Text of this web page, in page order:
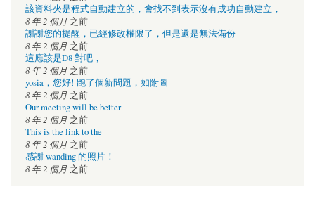
該資料夾是程式自動建立的，會找不到表示沒有成功自動建立，
8 年 2 個月 之前
謝謝您的提醒，已經修改權限了，但是還是無法備份
8 年 2 個月 之前
這應該是D8 對吧，
8 年 2 個月 之前
yosia，您好! 跑了個新問題，如附圖
8 年 2 個月 之前
Our meeting will be better
8 年 2 個月 之前
This is the link to the
8 年 2 個月 之前
感謝 wanding 的照片！
8 年 2 個月 之前